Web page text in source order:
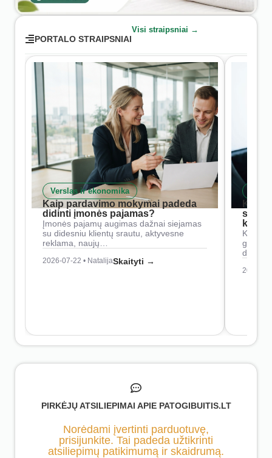
PORTALO STRAIPSNIAI
Visi straipsniai →
Verslas ir ekonomika
Kaip pardavimo mokymai padeda
didinti įmonės pajamas?
Įmonės pajamų augimas dažnai siejamas
su didesniu klientų srautu, aktyvesne
reklama, naujų…
2026-07-22 • NatalijaSkaityti →
Kaip
2026-
PIRKĖJŲ ATSILIEPIMAI APIE PATOGIBUITIS.LT
Norėdami įvertinti parduotuvę,
prisijunkite. Tai padeda užtikrinti
atsiliepimų patikimumą ir skaidrumą.